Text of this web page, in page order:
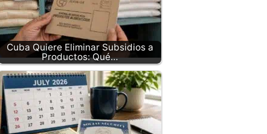
Cuba Quiere Eliminar Subsidios a
Productos: Qué…